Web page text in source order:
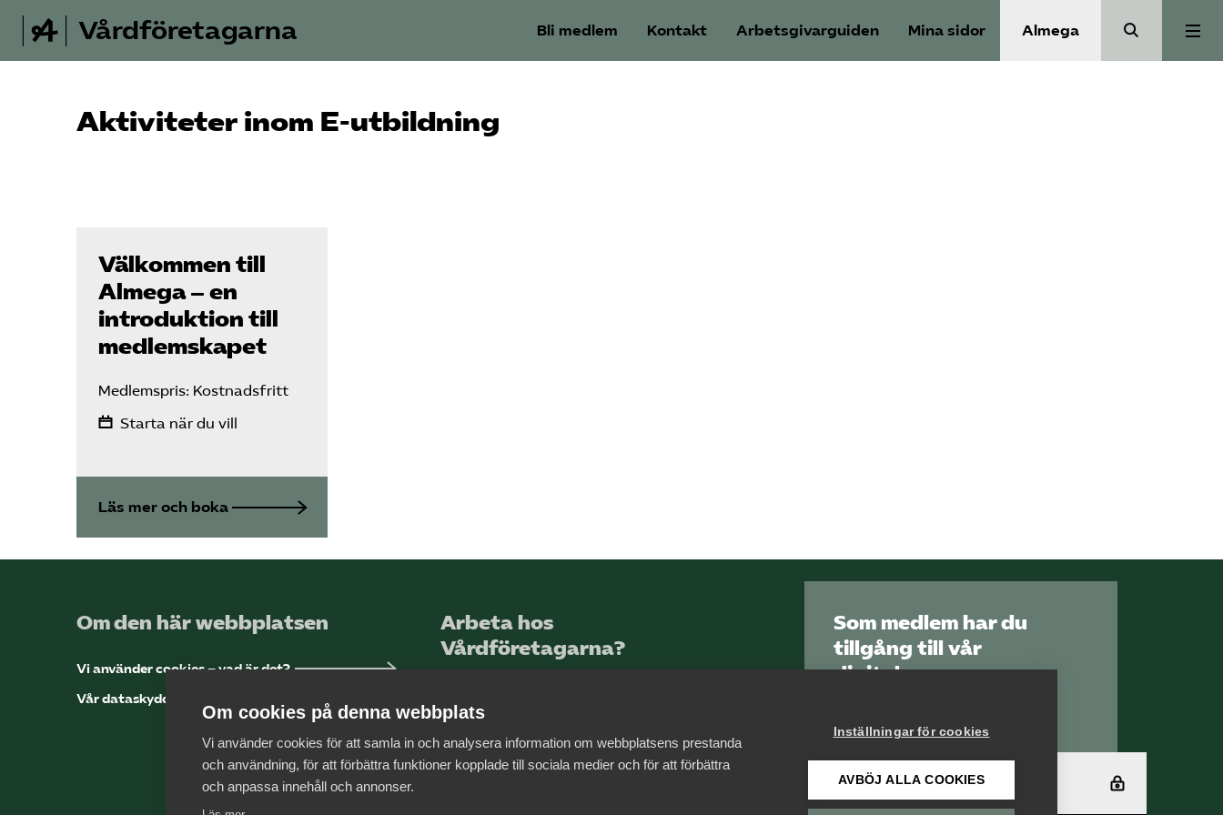
Vårdföretagarna Bli medlem Kontakt Arbetsgivarguiden Mina sidor Almega
Privat Vårdfakta
Arbetsgivarguiden
Aktiviteter inom E-utbildning
Välkommen till
Almega – en
introduktion till
medlemskapet
Medlemspris: Kostnadsfritt
Starta när du vill
Läs mer och boka
Om den här webbplatsen
Vi använder cookies – vad är det?
Vår dataskyddspolicy
Arbeta hos
Vårdföretagarna?
Som medlem har du
tillgång till vår
digitala
Arbetsgivarguiden
Logga in
Om cookies på denna webbplats
Vi använder cookies för att samla in och analysera information om webbplatsens prestanda
och användning, för att förbättra funktioner kopplade till sociala medier och för att förbättra
och anpassa innehåll och annonser.
Inställningar för cookies
AVBÖJ ALLA COOKIES